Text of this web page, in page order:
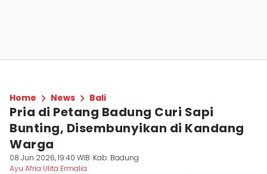
Home News Bali
Pria di Petang Badung Curi Sapi
Bunting, Disembunyikan di Kandang
Warga
08 Jun 2026, 19:40 WIB Kab. Badung
Ayu Afria Ulita Ermalia